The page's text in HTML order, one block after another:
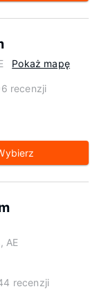
Pokaż mapę
recenzji
AE
recenzji